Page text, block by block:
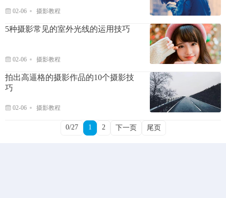
02-06 摄影教程
5种摄影常见的室外光线的运用技巧
02-06 摄影教程
拍出高逼格的摄影作品的10个摄影技
巧
02-06 摄影教程
0/27 1 2 下一页 尾页